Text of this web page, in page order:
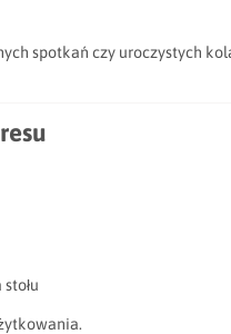
spotkań czy uroczystych